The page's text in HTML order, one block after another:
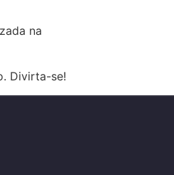
na
Divirta-se!